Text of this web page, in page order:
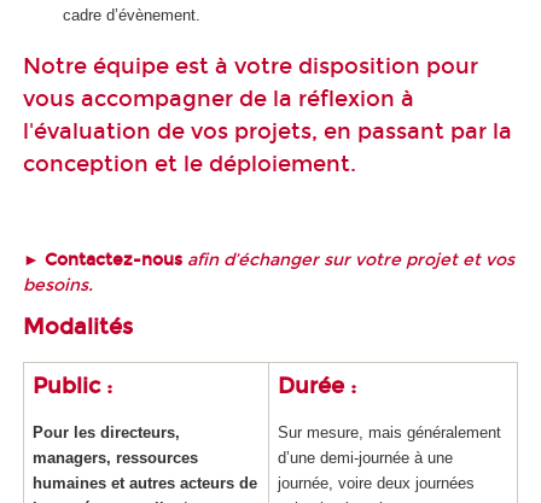
cadre d’évènement.
Notre équipe est à votre disposition pour
vous accompagner de la réflexion à
l'évaluation de vos projets, en passant par la
conception et le déploiement.
► Contactez-nous afin d’échanger sur votre projet et vos
besoins.
Modalités
Public :
Pour les directeurs,
managers, ressources
humaines et autres acteurs de
Durée :
Sur mesure, mais généralement
d’une demi-journée à une
journée, voire deux journées